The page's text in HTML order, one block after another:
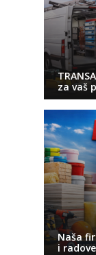
za vaš
Naša
i